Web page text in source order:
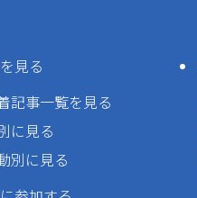
見る
記事一覧を見る
に見る
別に見る